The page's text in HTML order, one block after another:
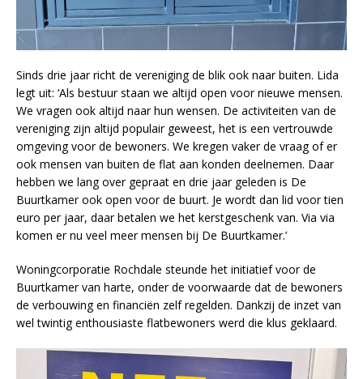
Sinds drie jaar richt de vereniging de blik ook naar buiten. Lida
legt uit: ‘Als bestuur staan we altijd open voor nieuwe mensen.
We vragen ook altijd naar hun wensen. De activiteiten van de
vereniging zijn altijd populair geweest, het is een vertrouwde
omgeving voor de bewoners. We kregen vaker de vraag of er
ook mensen van buiten de flat aan konden deelnemen. Daar
hebben we lang over gepraat en drie jaar geleden is De
Buurtkamer ook open voor de buurt. Je wordt dan lid voor tien
euro per jaar, daar betalen we het kerstgeschenk van. Via via
komen er nu veel meer mensen bij De Buurtkamer.’
Woningcorporatie Rochdale steunde het initiatief voor de
Buurtkamer van harte, onder de voorwaarde dat de bewoners
de verbouwing en financiën zelf regelden. Dankzij de inzet van
wel twintig enthousiaste flatbewoners werd die klus geklaard.